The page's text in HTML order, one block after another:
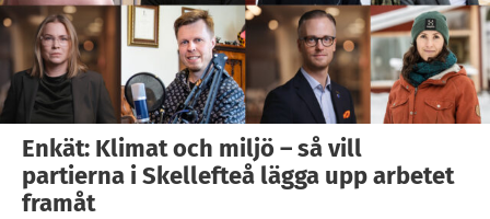
Enkät: Klimat och miljö – så vill
partierna i Skellefteå lägga upp arbetet
framåt